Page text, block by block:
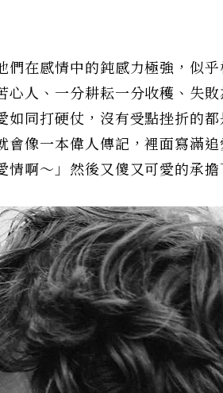
們在感情中的鈍感力極強，似
心人、一分耕耘一分收穫、失
如同打硬仗，沒有受點挫折的
會像一本偉人傳記，裡面寫滿
情啊～」然後又傻又可愛的承